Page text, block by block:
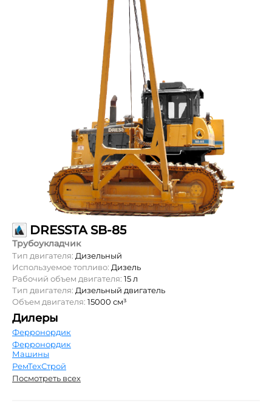
DRESSTA SB-85
Трубоукладчик
Тип двигателя: Дизельный
Используемое топливо: Дизель
Рабочий объем двигателя: 15 л
Тип двигателя: Дизельный двигатель
Объем двигателя: 15000 см³
Дилеры
Ферронордик
Ферронордик
Машины
РемТехСтрой
Посмотреть всех